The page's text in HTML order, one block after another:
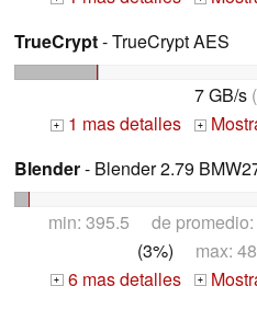
TrueCrypt- TrueCrypt AES
7 GB/s
+ 1 mas detalles +
Blender- Blender 2.79
min: 395.5 de
(3%) max:
+ 6 mas detalles +